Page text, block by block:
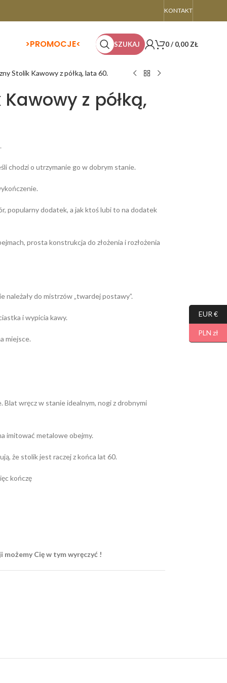
KONTAKT
>PROMOCJE< SZUKAJ 0/ 0,00 ZŁ
Stolik Kawowy z półką, lata 60.
z półką,
chodzi o utrzymanie go w dobrym stanie.
popularny dodatek, a jak ktoś lubi to na dodatek
prosta konstrukcja do złożenia i rozłożenia
do mistrzów „twardej postawy”.
i wypicia kawy.
miejsce.
wręcz w stanie idealnym, nogi z drobnymi
imitować metalowe obejmy.
że stolik jest raczej z końca lat 60.
kończę
Cię w tym wyręczyć !
EUR €
PLN zł